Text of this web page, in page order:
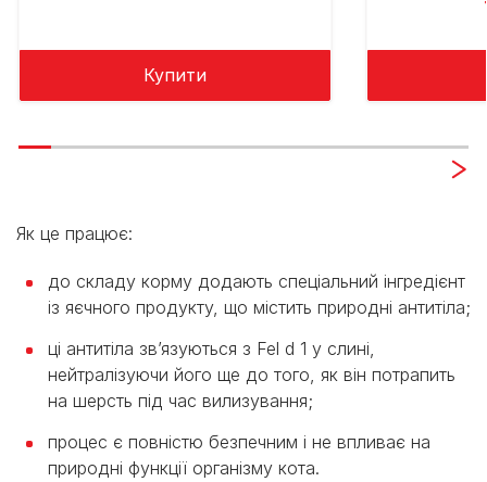
Купити
Як це працює:
до складу корму додають спеціальний інгредієнт
із яєчного продукту, що містить природні антитіла;
ці антитіла зв’язуються з Fel d 1 у слині,
нейтралізуючи його ще до того, як він потрапить
на шерсть під час вилизування;
процес є повністю безпечним і не впливає на
природні функції організму кота.